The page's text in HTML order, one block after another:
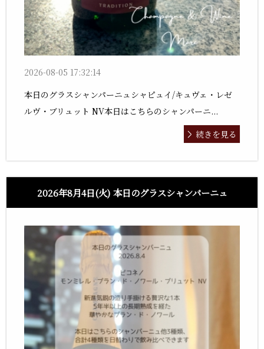
2026-08-05 17:32:14
本日のグラスシャンパーニュシャピュイ/キュヴェ・レゼ
ルヴ・ブリュット NV本日はこちらのシャンパーニ...
続きを見る
2026年8月4日(火) 本日のグラスシャンパーニュ